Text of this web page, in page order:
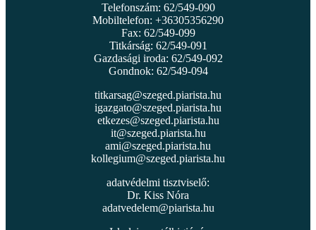
Telefonszám: 62/549-090
Mobiltelefon: +36305356290
Fax: 62/549-099
Titkárság: 62/549-091
Gazdasági iroda: 62/549-092
Gondnok: 62/549-094
titkarsag@szeged.piarista.hu
igazgato@szeged.piarista.hu
etkezes@szeged.piarista.hu
it@szeged.piarista.hu
ami@szeged.piarista.hu
kollegium@szeged.piarista.hu
adatvédelmi tisztviselő:
Dr. Kiss Nóra
adatvedelem@piarista.hu